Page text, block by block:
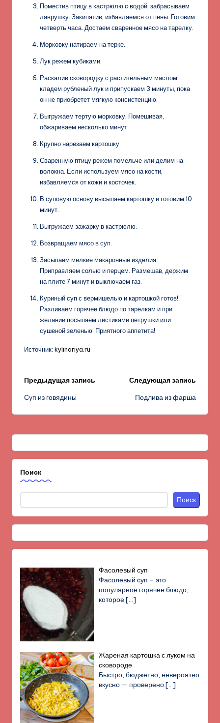
Поместив птицу в кастрюлю с водой, забрасываем
лаврушку. Закипятив, избавляемся от пены. Готовим
четверть часа. Достаем сваренное мясо на тарелку.
Морковку натираем на терке.
Лук режем кубиками.
Раскалив сковородку с растительным маслом,
кладем рубленый лук и припускаем 3 минуты, пока
он не приобретет мягкую консистенцию.
Выгружаем тертую морковку. Помешивая,
обжариваем несколько минут.
Крупно нарезаем картошку.
Сваренную птицу режем помельче или делим на
волокна. Если используем мясо на кости,
избавляемся от кожи и косточек.
В суповую основу высыпаем картошку и готовим 10
минут.
Выгружаем зажарку в кастрюлю.
Возвращаем мясо в суп.
Засыпаем мелкие макаронные изделия.
Приправляем солью и перцем. Размешав, держим
на плите 7 минут и выключаем газ.
Куриный суп с вермишелью и картошкой готов!
Разливаем горячее блюдо по тарелкам и при
желании посыпаем листиками петрушки или
сушеной зеленью. Приятного аппетита!
Источник: kylinariya.ru
Навигация
записи
Предыдущая запись
Суп из говядины
Следующая запись
Подлива из фарша
Поиск
Поиск
Фасолевый суп
Фасолевый суп – это
популярное горячее блюдо,
которое[…]
Жареная картошка с луком на
сковороде
Быстро, бюджетно, невероятно
вкусно — проверено[…]